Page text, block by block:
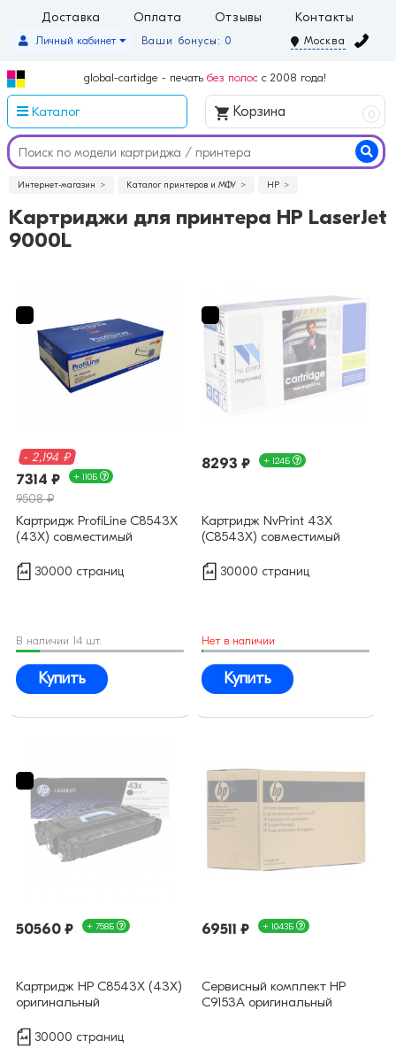
Доставка Оплата Отзывы Контакты
Ваши бонусы: 0
Личный кабинет Москва
global-cartidge - печать без полос с 2008 года!
Каталог Корзина 0
Интернет-магазин Каталог принтеров и МФУ HP
Картриджи для принтера HP LaserJet
9000L
- 2,194 ₽
7314 ₽ + 110Б
9508 ₽
Картридж ProfiLine C8543X
(43X) совместимый
30000 страниц
В наличии 14 шт.
Купить
8293 ₽ + 124Б
Картридж NvPrint 43X
(C8543Х) совместимый
30000 страниц
Нет в наличии
Купить
50560 ₽ + 758Б
Картридж HP C8543X (43X)
оригинальный
30000 страниц
69511 ₽ + 1043Б
Сервисный комплект HP
C9153A оригинальный